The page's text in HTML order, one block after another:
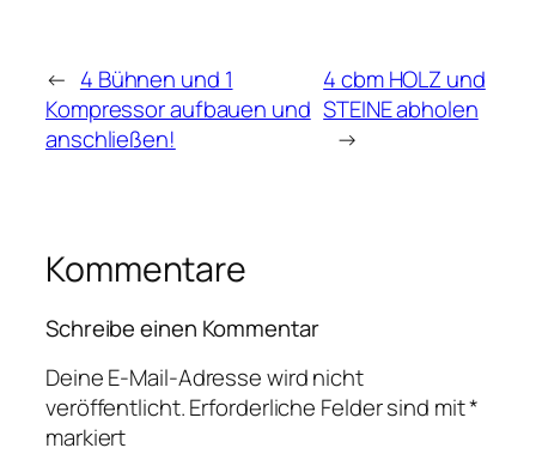
← 4 Bühnen und 1
Kompressor aufbauen und
anschließen!
4 cbm HOLZ und
STEINE abholen
→
Kommentare
Schreibe einen Kommentar
Deine E-Mail-Adresse wird nicht
veröffentlicht.Erforderliche Felder sind mit*
markiert